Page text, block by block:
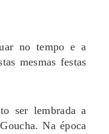
no tempo e a
mesmas festas
ser lembrada a
Na época